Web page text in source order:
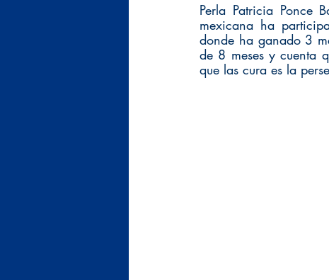
Perla Patricia Ponce
mexicana ha
donde ha ganado 3
de 8 meses y cuenta
que las cura es la